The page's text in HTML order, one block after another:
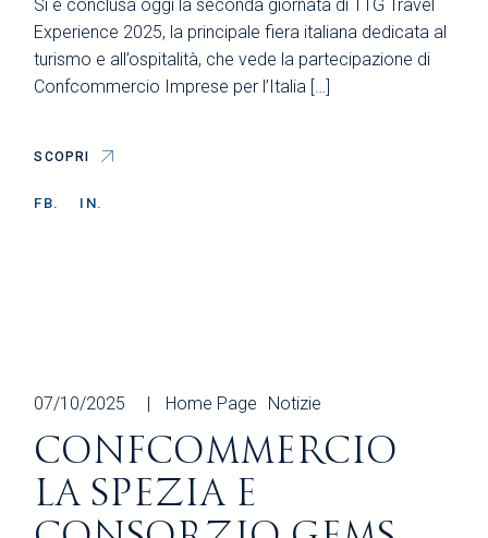
Si è conclusa oggi la seconda giornata di TTG Travel
Experience 2025, la principale fiera italiana dedicata al
turismo e all’ospitalità, che vede la partecipazione di
Confcommercio Imprese per l’Italia […]
SCOPRI
FB. IN.
07/10/2025 Home Page Notizie
CONFCOMMERCIO
LA SPEZIA E